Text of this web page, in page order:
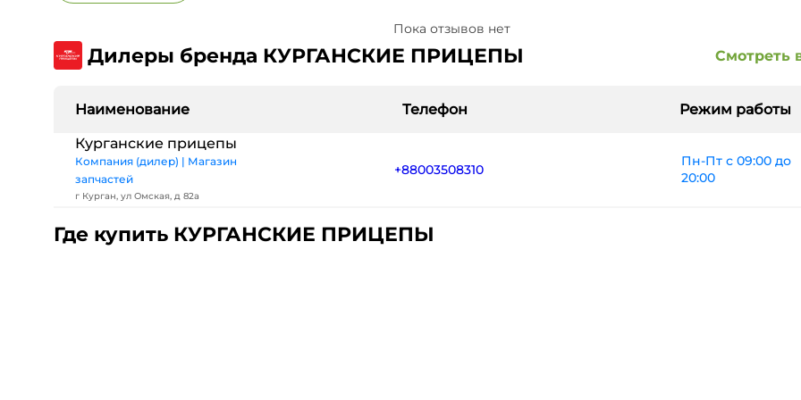
Пока отзывов нет
Дилеры бренда КУРГАНСКИЕ ПРИЦЕПЫ Смотреть
Наименование Телефон
Режим работы
Курганские прицепы
Компания (дилер) | Магазин
запчастей
г Курган, ул Омская, д 82а
+88003508310
Пн-Пт с 09:00 до
20:00
Где купить КУРГАНСКИЕ ПРИЦЕПЫ